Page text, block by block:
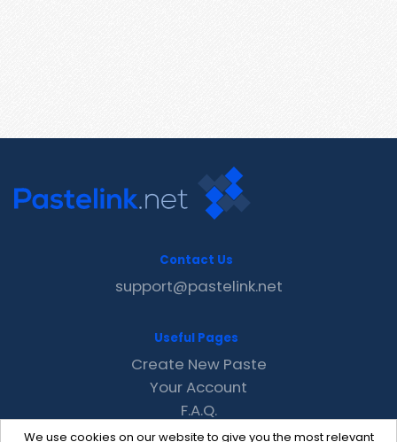
We use cookies on our website to give you the most relevant
Contact Us
support@pastelink.net
Useful Pages
Create New Paste
Your Account
F.A.Q.
Recent